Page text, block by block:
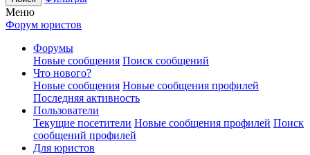
Меню
Форум юристов
Форумы
Новые сообщения Поиск сообщений
Что нового?
Новые сообщения Новые сообщения профилей
Последняя активность
Пользователи
Текущие посетители Новые сообщения профилей Поиск
сообщений профилей
Для юристов